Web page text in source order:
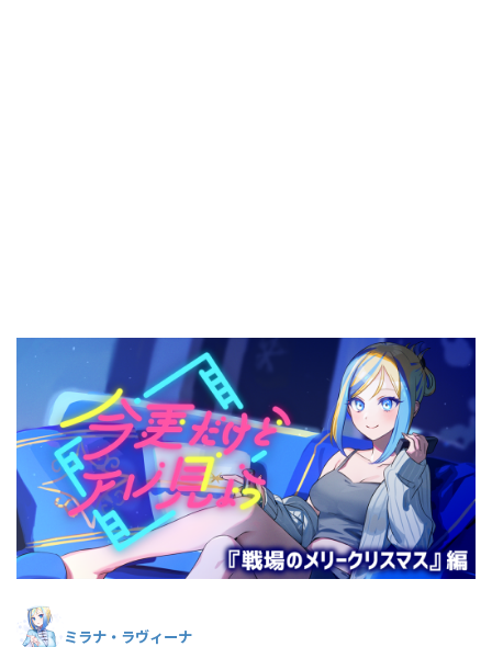
ミラナ・ラヴィーナ